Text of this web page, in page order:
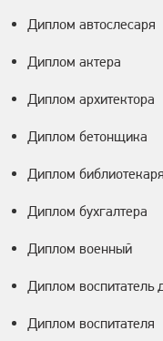
Диплом автослесаря
Диплом актера
Диплом архитектора
Диплом бетонщика
Диплом библиотекаря
Диплом бухгалтера
Диплом военный
Диплом воспитатель
Диплом воспитателя